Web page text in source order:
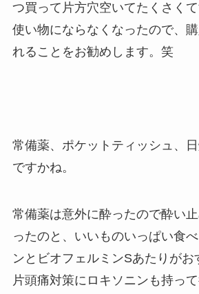
つ買って片方穴空いてたくさく
使い物にならなくなったので、
れることをお勧めします。笑
常備薬、ポケットティッシュ、
ですかね。
常備薬は意外に酔ったので酔い
ったのと、いいものいっぱい食
ンとビオフェルミンSあたりが
片頭痛対策にロキソニンも持っ